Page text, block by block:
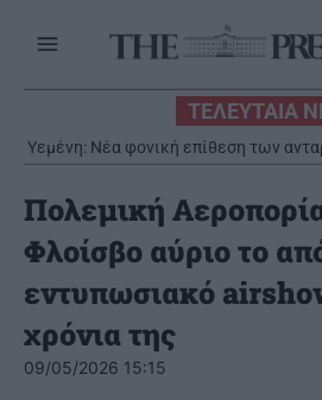
ΤΕΛΕΥΤΑΙΑ
Υεμένη: Νέα φονική επίθεση των
ημέρες
Πολεμική
Φλοίσβο αύριο το
εντυπωσιακό
χρόνια της
09/05/2026 15:15